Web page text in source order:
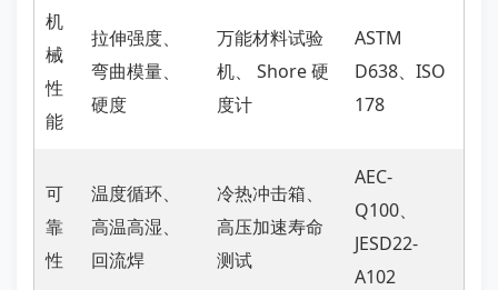
机
械
性
能
拉伸强度、
弯曲模量、
硬度
万能材料试验
机、 Shore 硬
度计
ASTM
D638、ISO
178
可
靠
性
温度循环、
高温高湿、
回流焊
冷热冲击箱、
高压加速寿命
测试
AEC-
Q100、
JESD22-
A102